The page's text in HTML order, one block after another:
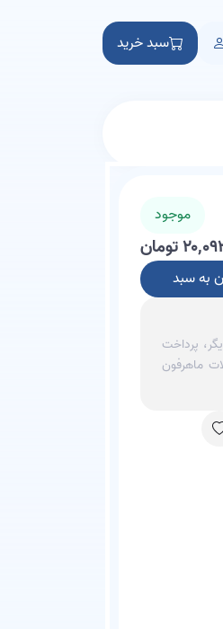
سبد خرید
موجود
تومان
به سبد
پرداخت
ماهرفون